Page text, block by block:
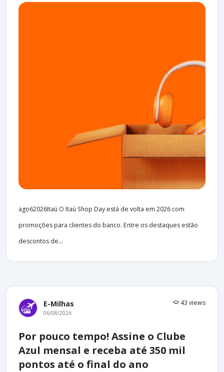
ago62026Itaú O Itaú Shop Day está de volta em 2026 com
promoções para clientes do banco. Entre os destaques estão
descontos de...
E-Milhas 43 views
06/08/2026
Por pouco tempo! Assine o Clube
Azul mensal e receba até 350 mil
pontos até o final do ano